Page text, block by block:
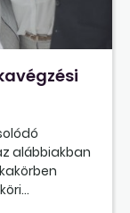
alábbiakban